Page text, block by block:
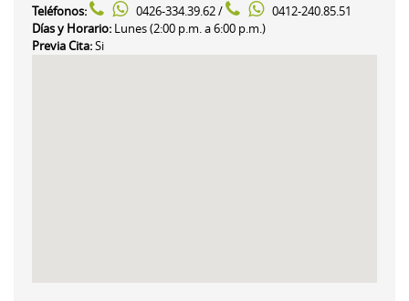
Teléfonos:
0426-334.39.62 /
0412-240.85.51
Días y Horario: Lunes (2:00 p.m. a 6:00 p.m.)
Previa Cita:Si